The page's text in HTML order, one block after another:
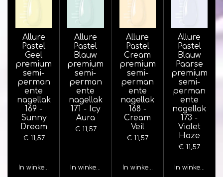
Allure
Pastel
Geel
premium
semi-
perman
ente
nagellak
169 -
Sunny
Dream
€ 11,57
In winkelwagen
Allure
Pastel
Blauw
premium
semi-
perman
ente
nagellak
171 - Icy
Aura
€ 11,57
In winkelwagen
Allure
Pastel
Cream
premium
semi-
perman
ente
nagellak
168 -
Cream
Veil
€ 11,57
In winkelwagen
Allure
Pastel
Blauw
Paarse
premium
semi-
perman
ente
nagellak
173 -
Violet
Haze
€ 11,57
In